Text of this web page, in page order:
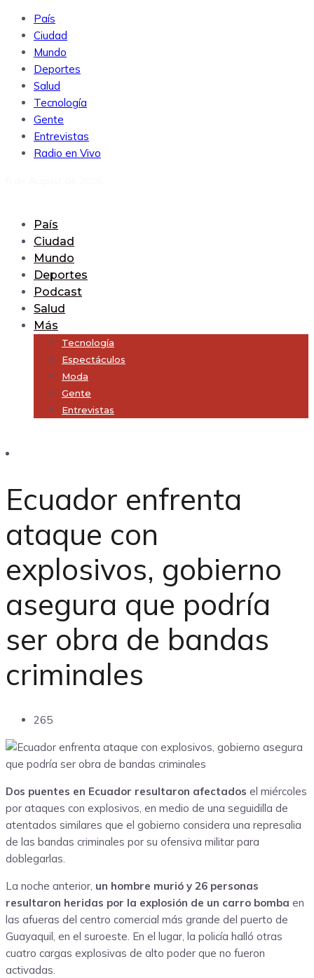
País
Ciudad
Mundo
Deportes
Salud
Tecnología
Gente
Entrevistas
Radio en Vivo
País
Ciudad
Mundo
Deportes
Podcast
Salud
Más
Tecnología
Espectáculos
Moda
Gente
Entrevistas
Ecuador enfrenta
ataque con
explosivos, gobierno
asegura que podría
ser obra de bandas
criminales
265
Dos puentes en Ecuador resultaron afectados el miércoles
por ataques con explosivos, en medio de una seguidilla de
atentados similares que el gobierno considera una represalia
de las bandas criminales por su ofensiva militar para
doblegarlas.
La noche anterior, un hombre murió y 26 personas
resultaron heridas por la explosión de un carro bomba en
las afueras del centro comercial más grande del puerto de
Guayaquil, en el suroeste. En el lugar, la policía halló otras
cuatro cargas explosivas de alto poder que no fueron
activadas.